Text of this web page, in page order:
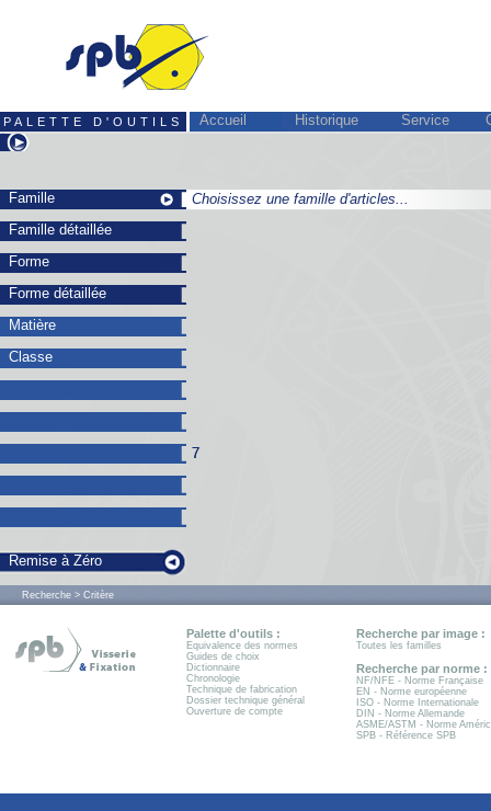
PALETTE D'OUTILS Accueil Historique Service
Famille
Famille détaillée
Forme
Forme détaillée
Matière
Classe
Remise à Zéro
Choisissez une famille d'articles...
7
Choisissez une famille d'articles...
7
Recherche > Critère
Palette d'outils :
Equivalence des normes
Guides de choix
Dictionnaire
Chronologie
Technique de fabrication
Dossier technique général
Ouverture de compte
Recherche par image :
Toutes les familles
Recherche par norme :
NF/NFE - Norme Française
EN - Norme européenne
ISO - Norme Internationale
DIN - Norme Allemande
ASME/ASTM - Norme
SPB - Référence SPB